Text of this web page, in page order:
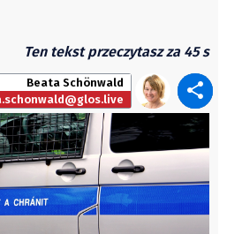
HANDLOWE
podmínky
Ten tekst przeczytasz za 45 s
Beata Schönwald